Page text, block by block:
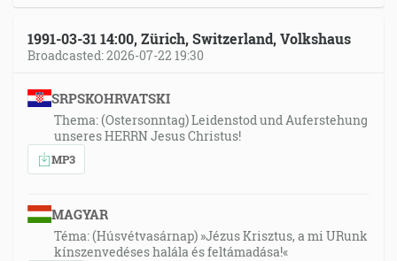
1991-03-31 14:00, Zürich, Switzerland, Volkshaus
Broadcasted: 2026-07-22 19:30
SRPSKOHRVATSKI
Thema: (Ostersonntag) Leidenstod und Auferstehung
unseres HERRN Jesus Christus!
MP3
MAGYAR
Téma: (Húsvétvasárnap) »Jézus Krisztus, a mi URunk
kínszenvedéses halála és feltámadása!«